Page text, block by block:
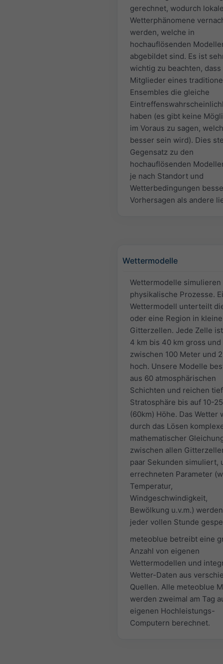
gerechnet, wodurch
Wetterphänomene
werden, welche in
hochauflösenden
abgebildet sind. Es ist
wichtig zu beachten, dass
Mitglieder eines
Ensembles die gleiche
haben (es gibt keine
im Voraus zu sagen,
besser sein wird). Dies
Gegensatz zu den
hochauflösenden
je nach Standort und
Wetterbedingungen
Vorhersagen als andere
Wettermodelle
Wettermodelle simulieren
physikalische Prozesse.
Wettermodell unterteilt
oder eine Region in kleine
Gitterzellen. Jede Zelle
4 km bis 40 km gross und
zwischen 100 Meter und
hoch. Unsere Modelle
aus 60 atmosphärischen
Schichten und reichen
Stratosphäre bis auf 10-
(60km) Höhe. Das Wetter
durch das Lösen
mathematischer
zwischen allen
paar Sekunden simuliert,
errechneten Parameter
Temperatur,
Windgeschwindigkeit,
Bewölkung u.v.m.)
jeder vollen Stunde
meteoblue betreibt eine
Anzahl von eigenen
Wettermodellen und
Wetter-Daten aus
Quellen. Alle meteoblue
werden zweimal am Tag
eigenen Hochleistungs-
Computern berechnet.